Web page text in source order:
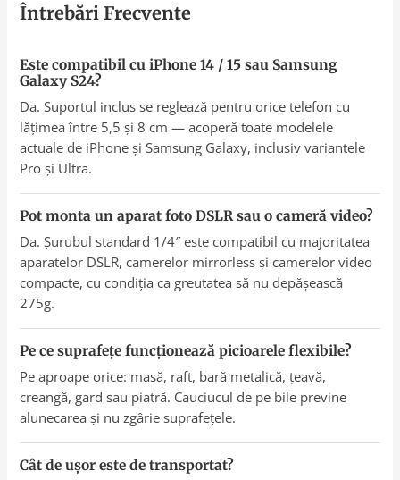
Întrebări Frecvente
Este compatibil cu iPhone 14 / 15 sau Samsung
Galaxy S24?
Da. Suportul inclus se reglează pentru orice telefon cu
lățimea între 5,5 și 8 cm — acoperă toate modelele
actuale de iPhone și Samsung Galaxy, inclusiv variantele
Pro și Ultra.
Pot monta un aparat foto DSLR sau o cameră video?
Da. Șurubul standard 1/4″ este compatibil cu majoritatea
aparatelor DSLR, camerelor mirrorless și camerelor video
compacte, cu condiția ca greutatea să nu depășească
275g.
Pe ce suprafețe funcționează picioarele flexibile?
Pe aproape orice: masă, raft, bară metalică, țeavă,
creangă, gard sau piatră. Cauciucul de pe bile previne
alunecarea și nu zgârie suprafețele.
Cât de ușor este de transportat?